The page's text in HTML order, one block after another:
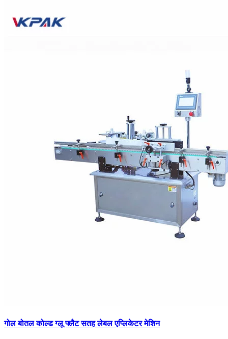
गोल बोतल कोल्ड ग्लू फ्लैट सतह लेबल एप्लिकेटर मेशिन